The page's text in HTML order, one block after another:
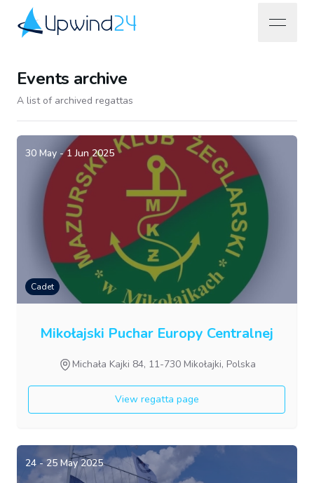
open
Events archive
A list of archived regattas
30 May - 1 Jun 2025
Cadet
Mikołajski Puchar Europy Centralnej
Michała Kajki 84, 11-730 Mikołajki, Polska
View regatta page
24 - 25 May 2025